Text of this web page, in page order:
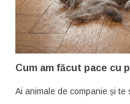
Cum am făcut pace cu
Ai animale de companie și